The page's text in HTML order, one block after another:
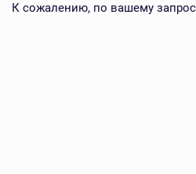
К сожалению, по вашему